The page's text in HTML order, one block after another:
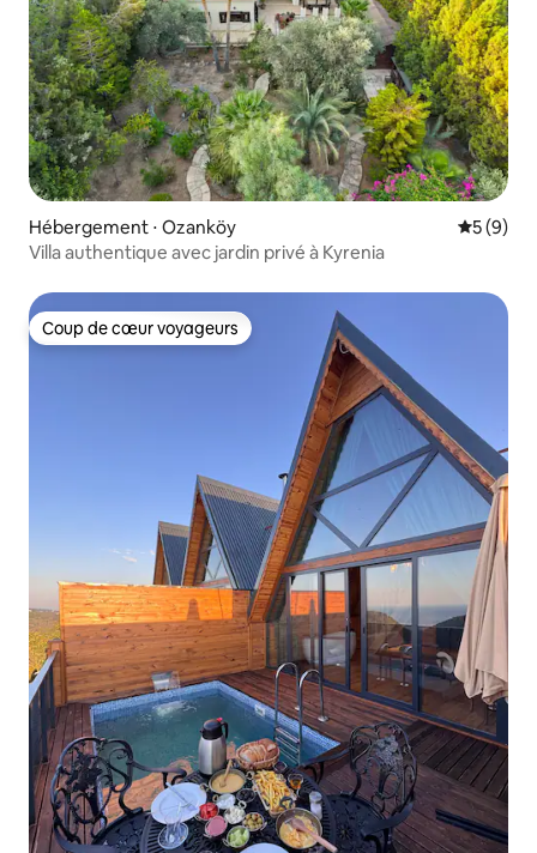
Hébergement ⋅ Ozanköy
5 (9)
Villa authentique avec jardin privé à Kyrenia
Coup de cœur voyageurs
Coup de cœur voyageurs